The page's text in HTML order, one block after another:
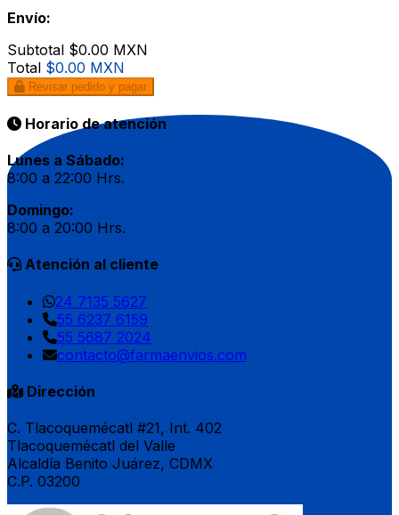
Envío:
Subtotal $0.00 MXN
Total $0.00 MXN
Revisar pedido y pagar
Horario de atención
Lunes a Sábado:
8:00 a 22:00 Hrs.
Domingo:
8:00 a 20:00 Hrs.
Atención al cliente
24 7135 5627
55 6237 6159
55 5687 2024
contacto@farmaenvios.com
Dirección
C. Tlacoquemécatl #21, Int. 402
Tlacoquemécatl del Valle
Alcaldía Benito Juárez, CDMX
C.P. 03200